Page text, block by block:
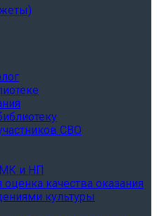
СВО
и НП
качества оказания
культуры